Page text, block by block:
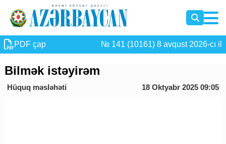
PDF çap № 141 (10161) 8 avqust 2026-cı il
Bilmək istəyirəm
Hüquq məsləhəti 18 Oktyabr 2025 09:05